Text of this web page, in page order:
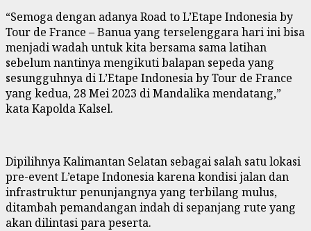
“Semoga dengan adanya Road to L’Etape Indonesia by
Tour de France – Banua yang terselenggara hari ini bisa
menjadi wadah untuk kita bersama sama latihan
sebelum nantinya mengikuti balapan sepeda yang
sesungguhnya di L’Etape Indonesia by Tour de France
yang kedua, 28 Mei 2023 di Mandalika mendatang,”
kata Kapolda Kalsel.
Dipilihnya Kalimantan Selatan sebagai salah satu lokasi
pre-event L’etape Indonesia karena kondisi jalan dan
infrastruktur penunjangnya yang terbilang mulus,
ditambah pemandangan indah di sepanjang rute yang
akan dilintasi para peserta.